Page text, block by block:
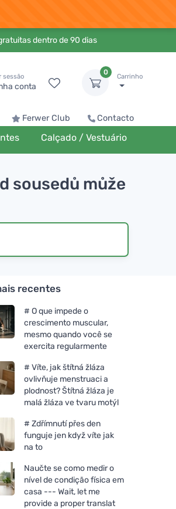
dentro de 90 dias
sessão
conta
0
Carrinho
Ferwer Club Contacto
Calçado / Vestuário
sousedů může
recentes
# O que impede o
crescimento muscular,
mesmo quando você se
exercita regularmente
# Víte, jak štítná žláza
ovlivňuje menstruaci a
plodnost? Štítná žláza je
malá žláza ve tvaru motýl
# Zdřímnutí přes den
funguje jen když víte jak
na to
Naučte se como medir o
nível de condição física em
casa --- Wait, let me
provide a proper translat